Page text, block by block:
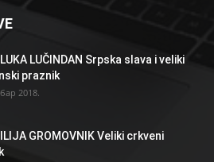
LUČINDAN Srpska slava i veliki
praznik
2018.
GROMOVNIK Veliki crkveni